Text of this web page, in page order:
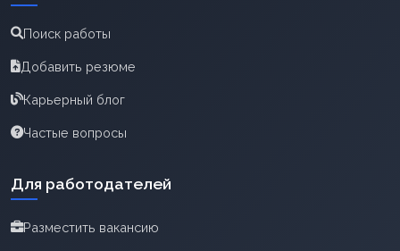
Поиск работы
Добавить резюме
Карьерный блог
Частые вопросы
Для работодателей
Разместить вакансию